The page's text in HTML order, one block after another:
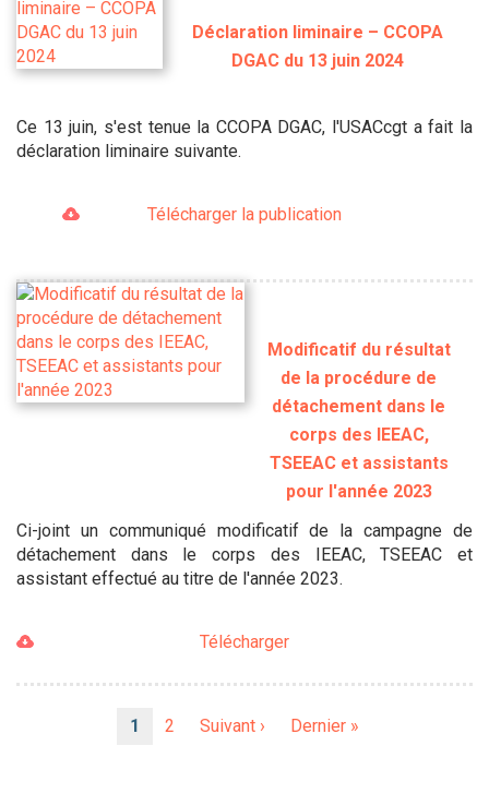
Déclaration liminaire – CCOPA
DGAC du 13 juin 2024
Ce 13 juin, s'est tenue la CCOPA DGAC, l'USACcgt a fait la
déclaration liminaire suivante.
Télécharger la publication
Modificatif du résultat
de la procédure de
détachement dans le
corps des IEEAC,
TSEEAC et assistants
pour l'année 2023
Ci-joint un communiqué modificatif de la campagne de
détachement dans le corps des IEEAC, TSEEAC et
assistant effectué au titre de l'année 2023.
Télécharger
Page
1 Page
2
Page
Suivant ›
Dernière
Dernier »